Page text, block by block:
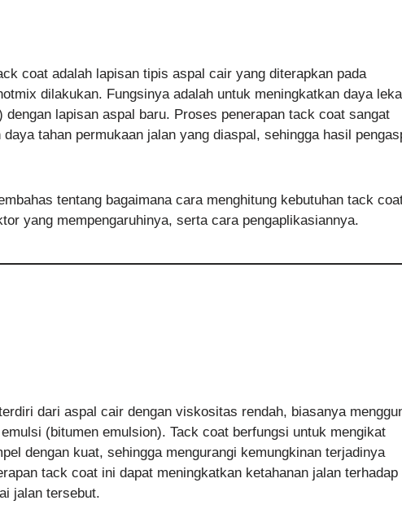
coat adalah lapisan tipis aspal cair yang diterapkan pada
dilakukan. Fungsinya adalah untuk meningkatkan daya
lapisan aspal baru. Proses penerapan tack coat sangat
tahan permukaan jalan yang diaspal, sehingga hasil
tentang bagaimana cara menghitung kebutuhan tack
yang mempengaruhinya, serta cara pengaplikasiannya.
dari aspal cair dengan viskositas rendah, biasanya
(bitumen emulsion). Tack coat berfungsi untuk mengikat
dengan kuat, sehingga mengurangi kemungkinan terjadinya
tack coat ini dapat meningkatkan ketahanan jalan terhadap
jalan tersebut.